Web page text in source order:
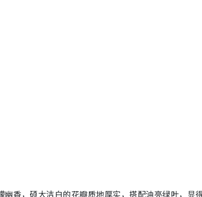
香，硕大洁白的花瓣质地厚实，搭配油亮绿叶，显